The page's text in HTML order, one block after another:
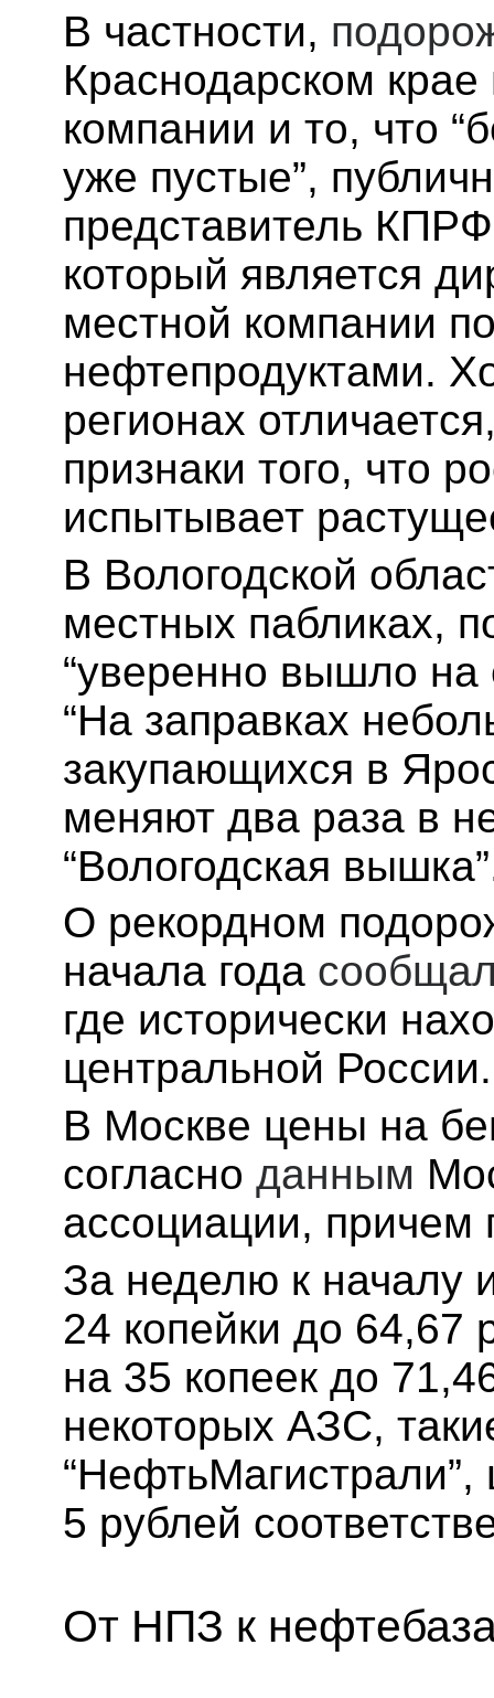
В частности,
Краснодарском
компании и то, что
уже пустые”,
представитель
который является
местной компании
нефтепродуктами.
регионах
признаки того, что
испытывает
В Вологодской
местных пабликах,
“уверенно вышло
“На заправках
закупающихся в
меняют два раза в
“Вологодская
О рекордном
начала года
где исторически
центральной России.
В Москве цены на
согласно данным
ассоциации, причем
За неделю к началу
24 копейки до
на 35 копеек до
некоторых АЗС,
5 рублей
От НПЗ к